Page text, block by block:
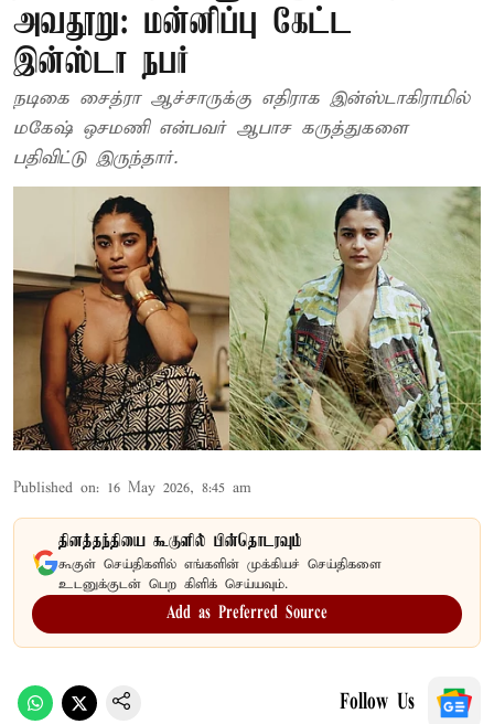
அவதூறு: மன்னிப்பு கேட்ட
இன்ஸ்டா நபர்
நடிகை சைத்ரா ஆச்சாருக்கு எதிராக இன்ஸ்டாகிராமில்
மகேஷ் ஒசமணி என்பவர் ஆபாச கருத்துகளை
பதிவிட்டு இருந்தார்.
Published on: 16 May 2026, 8:45 am
தினத்தந்தியை கூகுளில் பின்தொடரவும்
கூகுள் செய்திகளில் எங்களின் முக்கியச் செய்திகளை
உடனுக்குடன் பெற கிளிக் செய்யவும்.
Add as Preferred Source
Follow Us